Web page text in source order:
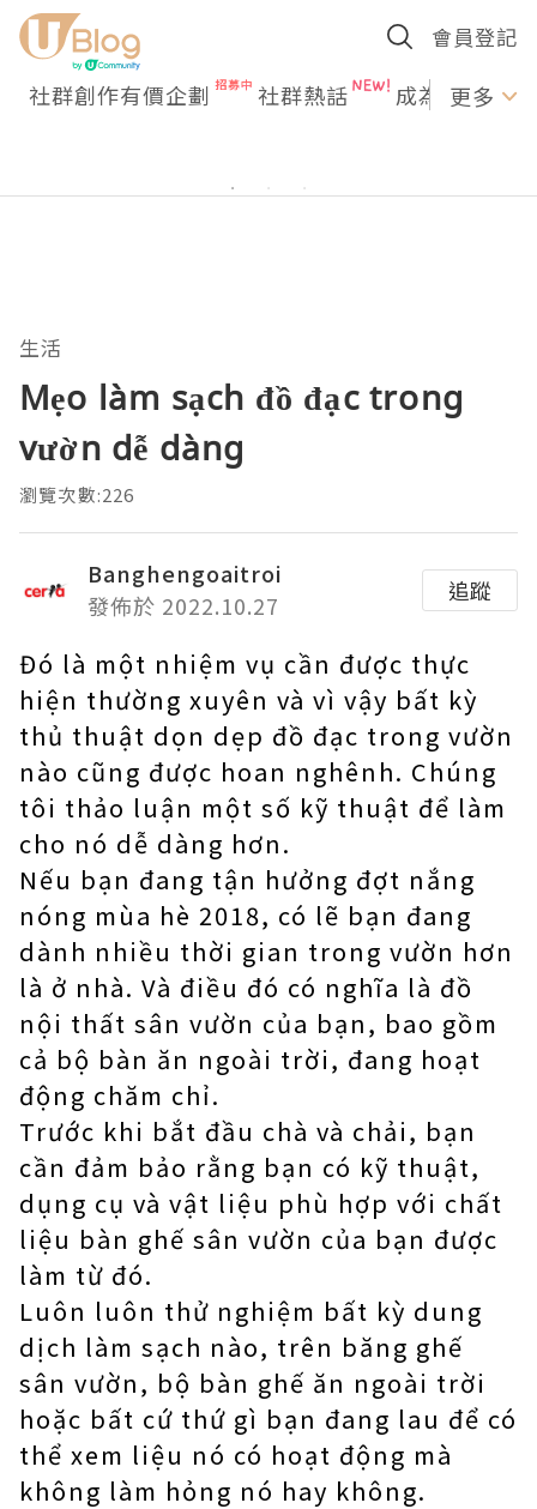
會員登記
社群創作有價企劃 社群熱話 成為U更多
生活
Mẹo làm sạch đồ đạc trong
vườn dễ dàng
瀏覽次數:226
Banghengoaitroi
發佈於 2022.10.27
追蹤
Đó là một nhiệm vụ cần được thực
hiện thường xuyên và vì vậy bất kỳ
thủ thuật dọn dẹp đồ đạc trong vườn
nào cũng được hoan nghênh. Chúng
tôi thảo luận một số kỹ thuật để làm
cho nó dễ dàng hơn.
Nếu bạn đang tận hưởng đợt nắng
nóng mùa hè 2018, có lẽ bạn đang
dành nhiều thời gian trong vườn hơn
là ở nhà. Và điều đó có nghĩa là đồ
nội thất sân vườn của bạn, bao gồm
cả bộ bàn ăn ngoài trời, đang hoạt
động chăm chỉ.
Trước khi bắt đầu chà và chải, bạn
cần đảm bảo rằng bạn có kỹ thuật,
dụng cụ và vật liệu phù hợp với chất
liệu bàn ghế sân vườn của bạn được
làm từ đó.
Luôn luôn thử nghiệm bất kỳ dung
dịch làm sạch nào, trên băng ghế
sân vườn, bộ bàn ghế ăn ngoài trời
hoặc bất cứ thứ gì bạn đang lau để có
thể xem liệu nó có hoạt động mà
không làm hỏng nó hay không.